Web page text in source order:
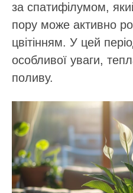
за спатифілумом,
пору може активно
цвітінням. У цей
особливої уваги,
поливу.